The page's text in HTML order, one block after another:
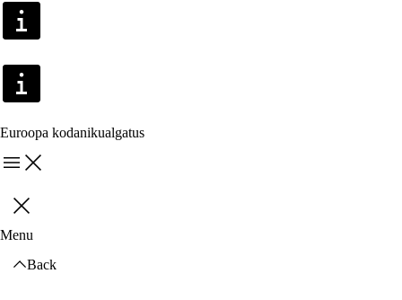
Euroopa kodanikualgatus
Menu
Sulge
Menu
Back